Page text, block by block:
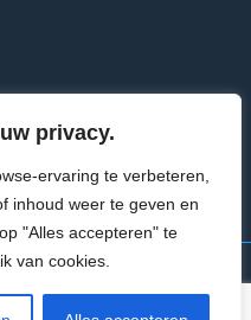
privacy.
ervaring te verbeteren,
inhoud weer te geven en
"Alles accepteren" te
van cookies.
voorbehouden